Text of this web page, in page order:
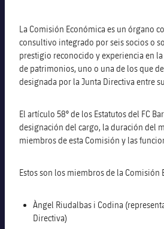
Resultados
Clasificaciones
Palmarés
Entradas
Resultados
Jugadores
Jugadores
Partidos
Sobre Nosotros
Actualidad
Fotos
Juvenil B
SUB14
Formativo femenino
plusicon
más
Actualidad
Femenino B
SUB14 B
F. Barça Genuine
PLUSICON
MÁS
Primer Equipo
plusicon
más
Actualidad
Base
plusicon
más
La Comisión Económica es un órgano
consultivo integrado por seis socios o
prestigio reconocido y experiencia en
de patrimonios, uno o una de los que
designada por la Junta Directiva entre
El artículo 58° de los Estatutos del FC
designación del cargo, la duración del
miembros de esta Comisión y las
Estos son los miembros de la Comisión
Àngel Riudalbas i Codina
Directiva)